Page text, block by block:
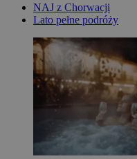
NAJ z Chorwacji
Lato pełne podróży